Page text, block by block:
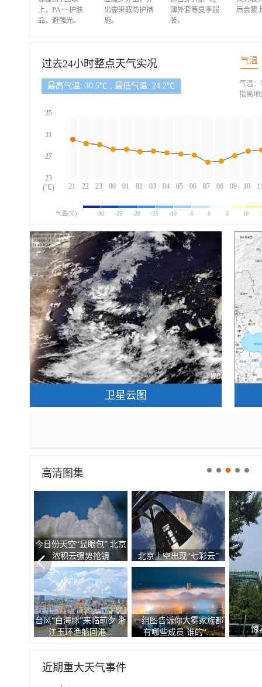
上，PA++护肤
品，避强光。
出需采取防护措
施。
薄外套等夏季服
装。
后会蒙
过去24小时整点天气实况 气温
最高气温: 30.5℃ , 最低气温: 24.2℃
21 22 23 00 01 02 03 04 05 06 07 08 09 10
35
31
27
23
(℃)
气温：
指离地
气温(℃) -30 -25 -20 -15 -10 -5 0 5 10
卫星云图
高清图集
今日份天空“显眼包” 北京
浓积云强势抢镜
北京上空出现“七彩云”
台风“白海豚”来临前夕 浙
江玉环渔船回港...
一组图告诉你大雾家族都
有哪些成员 谁的“...
惊
近期重大天气事件